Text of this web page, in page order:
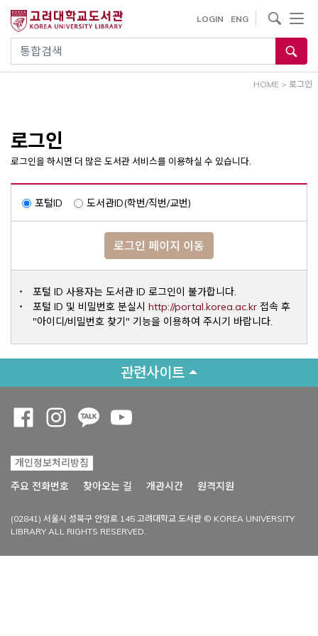
건
통합검색
LOGIN ENG
사이트내 검색
HOME > 로그인
로그인
로그인을 하시면 더 많은 도서관 서비스를 이용하실 수 있습니다.
포털ID 도서관ID(학번/직번/교번)
로그인 페이지 이동
포털 ID 사용자는 도서관 ID 로그인이 불가합니다.
포털 ID 및 비밀번호 분실시 http://portal.korea.ac.krOpens a
접속 후
"아이디/비밀번호 찾기" 기능을 이용하여 주시기 바랍니다.
관련사이트
개인정보처리방침
주요 전화번호
찾아오는 길 개관시간 원격지원
(02841) 서울시 성북구 안암로 145 고려대학교 도서관 © KOREA UNIVERSITY
LIBRARY ALL RIGHTS RESERVED.
Opens a new window
Opens a new window
Opens a new window